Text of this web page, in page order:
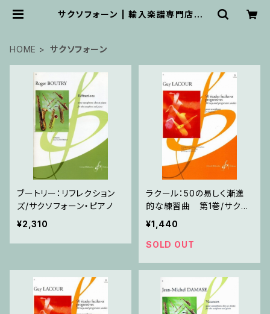
サクソフォーン | 輸入楽譜専門店 ア
HOME サクソフォーン
ブートリー：リフレクション
ズ/サクソフォーン・ピアノ
¥2,310
ラクール：50の易しく漸進
的な練習曲 第1巻/サクソ
フォーン
¥1,440
SOLD OUT